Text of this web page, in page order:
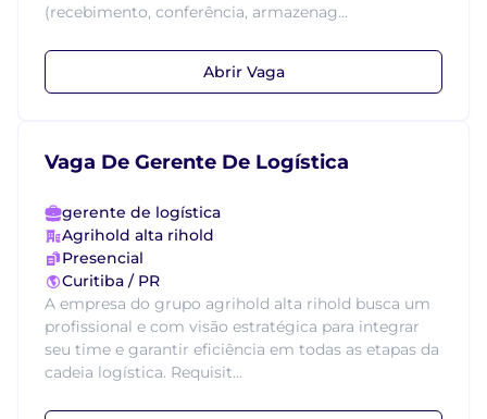
(recebimento, conferência, armazenag...
Abrir Vaga
Vaga De Gerente De Logística
gerente de logística
Agrihold alta rihold
Presencial
Curitiba / PR
A empresa do grupo agrihold alta rihold busca um
profissional e com visão estratégica para integrar
seu time e garantir eficiência em todas as etapas da
cadeia logística. Requisit...